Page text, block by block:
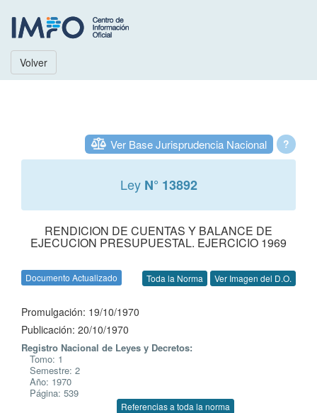
Volver
?
Ver Base Jurisprudencia Nacional
Ley N° 13892
RENDICION DE CUENTAS Y BALANCE DE
EJECUCION PRESUPUESTAL. EJERCICIO 1969
Documento Actualizado Toda la Norma Ver Imagen del D.O.
Promulgación: 19/10/1970
Publicación: 20/10/1970
Registro Nacional de Leyes y Decretos:
Tomo: 1
Semestre: 2
Año: 1970
Página: 539
Referencias a toda la norma